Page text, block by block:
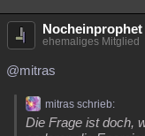
Nocheinprophet
ehemaliges Mitglied
@mitras
mitras schrieb:
Die Frage ist doch,